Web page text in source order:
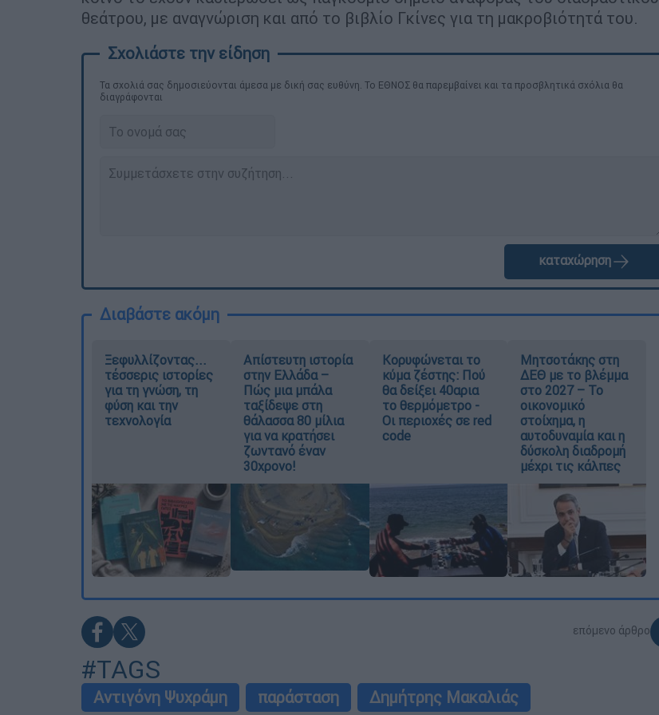
θεάτρου, με αναγνώριση και από το βιβλίο Γκίνες για τη μακροβιότητά του.
Τα σχολιά σας δημοσιεύονται άμεσα με δική σας ευθύνη. Το ΕΘΝΟΣ θα παρεμβαίνει και τα προσβλητικά σχόλια θα
διαγράφονται
καταχώρηση
Διαβάστε ακόμη
Ξεφυλλίζοντας...
τέσσερις ιστορίες
για τη γνώση, τη
φύση και την
τεχνολογία
Απίστευτη ιστορία
στην Ελλάδα –
Πώς μια μπάλα
ταξίδεψε στη
θάλασσα 80 μίλια
για να κρατήσει
ζωντανό έναν
30χρονο!
Κορυφώνεται το
κύμα ζέστης: Πού
θα δείξει 40αρια
το θερμόμετρο -
Οι περιοχές σε red
code
Μητσοτάκης στη
ΔΕΘ με το βλέμμα
στο 2027 – Το
οικονομικό
στοίχημα, η
αυτοδυναμία και η
δύσκολη διαδρομή
μέχρι τις κάλπες
επόμενο άρθρο
#TAGS
Αντιγόνη Ψυχράμη παράσταση Δημήτρης Μακαλιάς